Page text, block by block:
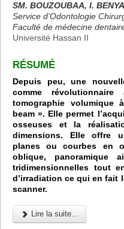
SM. BOUZOUBAA, I.
Service d’Odontologie
Faculté de médecine
Université Hassan II
RÉSUMÉ
Depuis peu, une
comme
tomographie volumique
beam ». Elle permet
osseuses et la
dimensions. Elle offre
planes ou courbes en
oblique, panoramique
tridimensionnelles tout
d’irradiation ce qui en fait
scanner.
Lire la suite...